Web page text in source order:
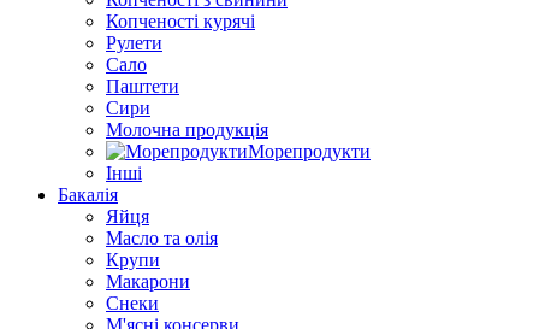
Копченості курячі
Рулети
Сало
Паштети
Сири
Молочна продукція
Морепродукти
Інші
Бакалія
Яйця
Масло та олія
Крупи
Макарони
Снеки
М'ясні консерви